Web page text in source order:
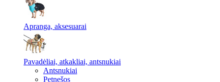
Apranga, aksesuarai
Pavadėliai, atkakliai, antsnukiai
Antsnukiai
Petnešos